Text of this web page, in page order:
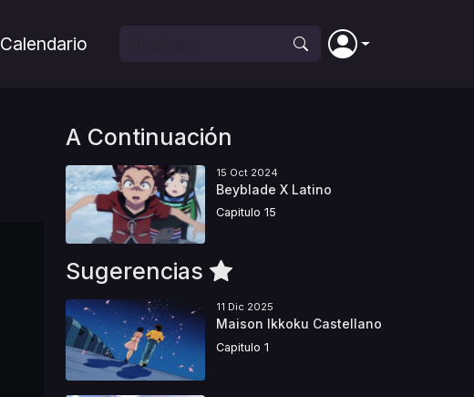
Calendario
A Continuación
15 Oct 2024
Beyblade X Latino
Capitulo 15
Sugerencias
11 Dic 2025
Maison Ikkoku Castellano
Capitulo 1